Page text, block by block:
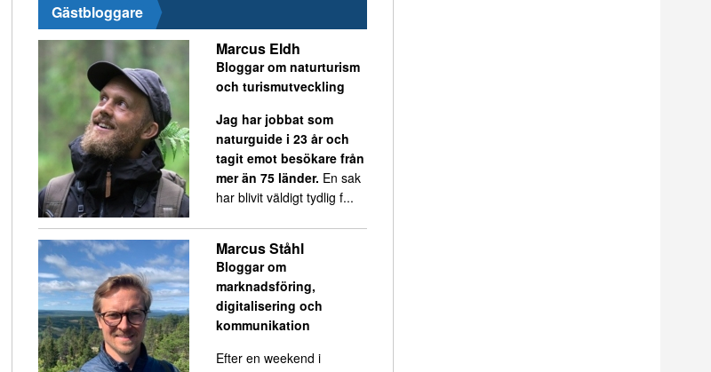
Gästbloggare
Marcus Eldh
Bloggar om naturturism
och turismutveckling
Jag har jobbat som
naturguide i 23 år och
tagit emot besökare från
mer än 75 länder. En sak
har blivit väldigt tydlig f...
Marcus Ståhl
Bloggar om
marknadsföring,
digitalisering och
kommunikation
Efter en weekend i